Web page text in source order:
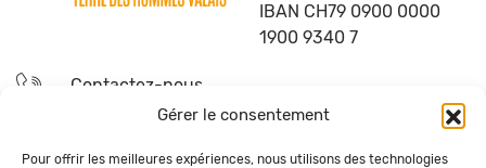
Gérer le consentement
Pour offrir les meilleures expériences, nous utilisons des technologies
IBAN CH79 0900 0000
1900 9340 7
Contactez-nous